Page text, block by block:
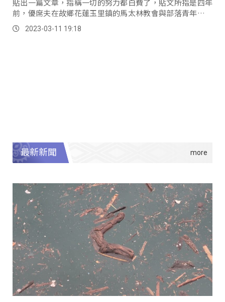
前，優席夫在故鄉花蓮玉里鎮的馬太林教會與部落青年一起
創作的馬賽克藝術牆，而一旁原先是美麗的磚造道路，現今
卻出現了大面積坑坑疤疤的補丁，讓美麗的藝術作品被補丁
2023-03-11 19:18
最新新聞